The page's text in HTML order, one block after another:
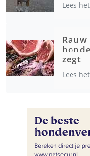
Lees
zegt
Lees